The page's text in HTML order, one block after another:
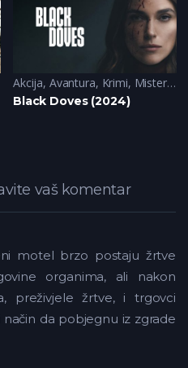
Akcija, Avantura, Krimi, Misterija
Black Doves (2024)
vaš komentar
motel brzo postaju žrtve
organima, ali nakon
preživjele žrtve, i trgovci
da pobjegnu iz zgrade